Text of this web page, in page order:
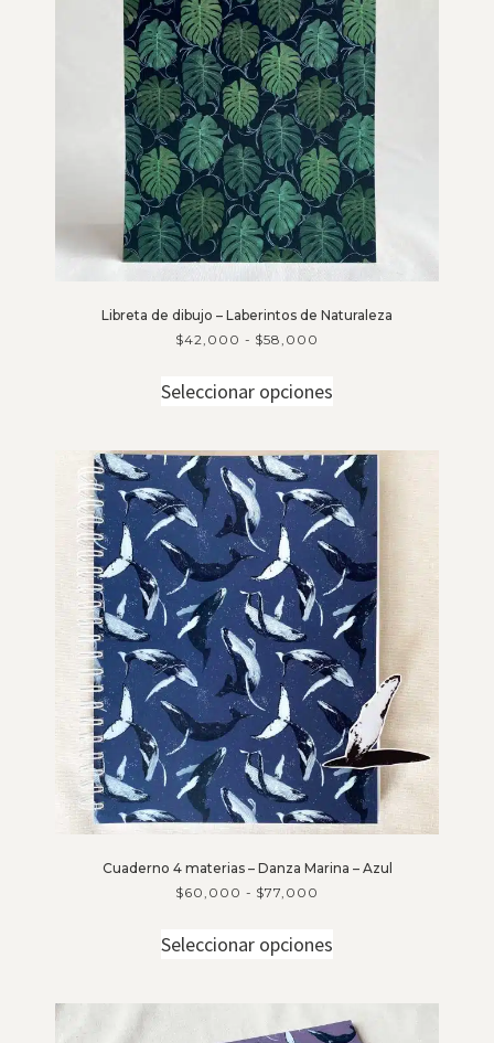
Libreta de dibujo – Laberintos de Naturaleza
$42,000 - $58,000
Seleccionar opciones
Cuaderno 4 materias – Danza Marina – Azul
$60,000 - $77,000
Seleccionar opciones